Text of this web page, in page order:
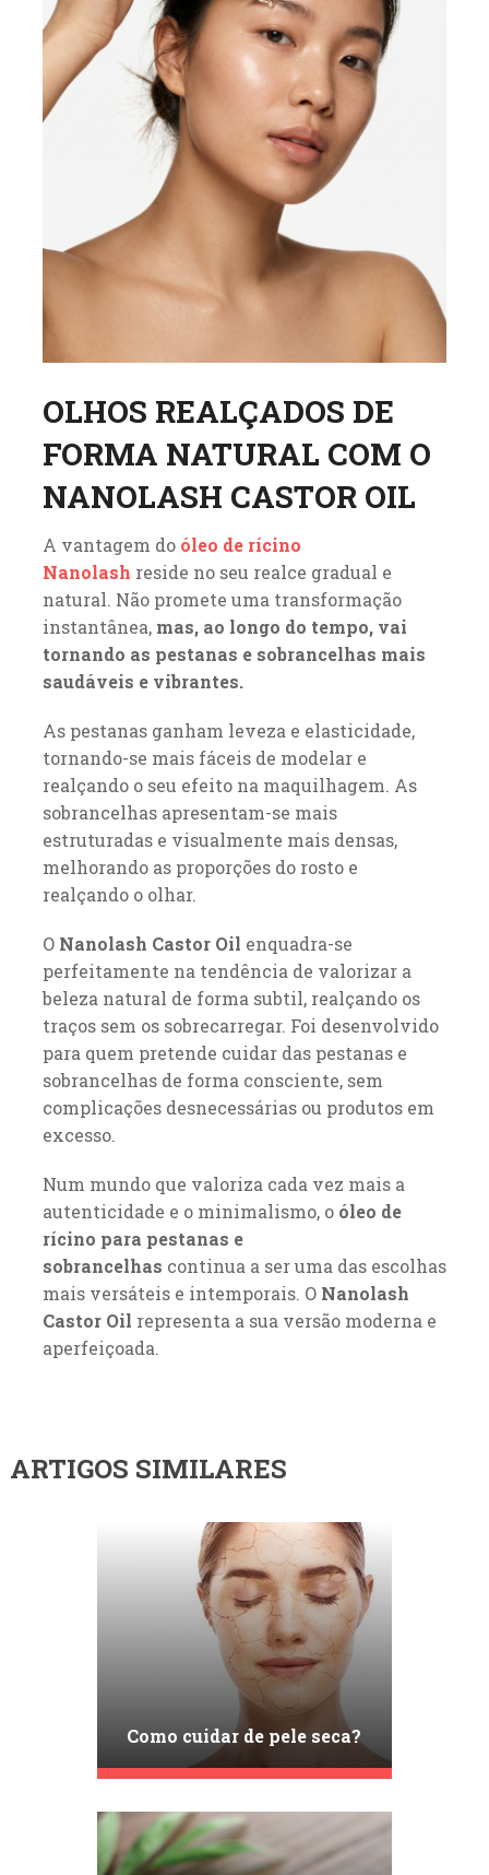
OLHOS REALÇADOS DE
FORMA NATURAL COM O
NANOLASH CASTOR OIL
A vantagem do óleo de rícino
Nanolash reside no seu realce gradual e
natural. Não promete uma transformação
instantânea,mas, ao longo do tempo, vai
tornando as pestanas e sobrancelhas mais
saudáveis e vibrantes.
As pestanas ganham leveza e elasticidade,
tornando-se mais fáceis de modelar e
realçando o seu efeito na maquilhagem. As
sobrancelhas apresentam-se mais
estruturadas e visualmente mais densas,
melhorando as proporções do rosto e
realçando o olhar.
O Nanolash Castor Oil enquadra-se
perfeitamente na tendência de valorizar a
beleza natural de forma subtil, realçando os
traços sem os sobrecarregar. Foi desenvolvido
para quem pretende cuidar das pestanas e
sobrancelhas de forma consciente, sem
complicações desnecessárias ou produtos em
excesso.
Num mundo que valoriza cada vez mais a
autenticidade e o minimalismo, oóleo de
rícino para pestanas e
sobrancelhas continua a ser uma das escolhas
mais versáteis e intemporais. ONanolash
Castor Oil representa a sua versão moderna e
aperfeiçoada.
ARTIGOS SIMILARES
Como cuidar de pele seca?